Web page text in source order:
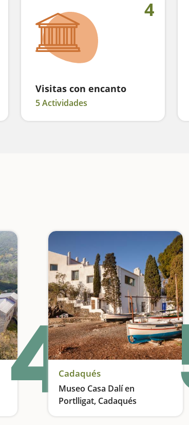
4
Visitas con encanto
5 Actividades
Patrimonio en un marco espectacular4Cadaqués
Museo Casa Dalí en
Portlligat, Cadaqués
Donde vive el surrealismo